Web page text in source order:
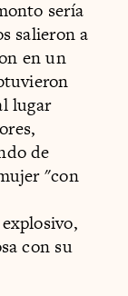
sería
salieron a
en un
lugar
de
"con
con su